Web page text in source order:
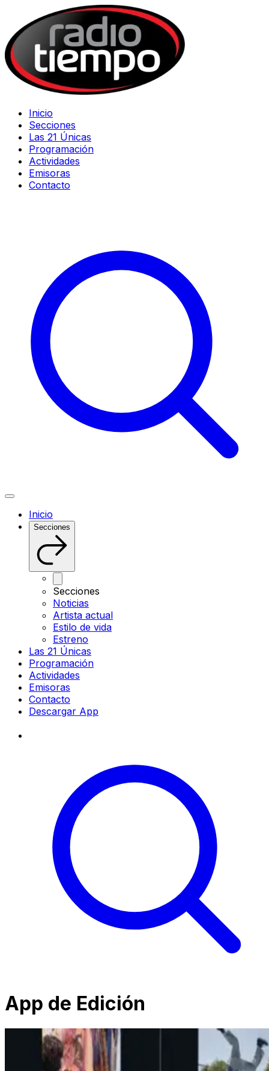
Inicio
Secciones
Las 21 Únicas
Programación
Actividades
Emisoras
Contacto
Inicio
Secciones
Secciones
Noticias
Artista actual
Estilo de vida
Estreno
Las 21 Únicas
Programación
Actividades
Emisoras
Contacto
Descargar App
App de Edición